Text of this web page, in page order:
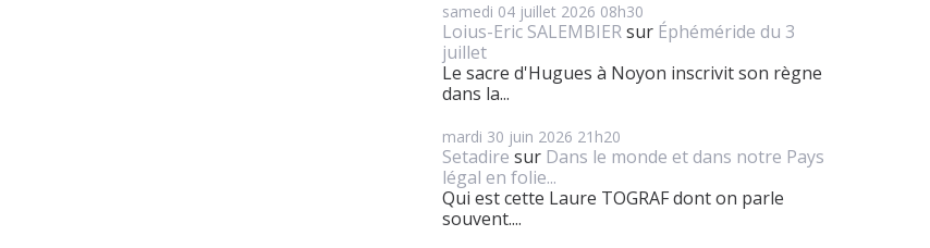
samedi 04 juillet 2026 08h30
Loius-Eric SALEMBIERsur Éphéméride du 3
juillet
Le sacre d'Hugues à Noyon inscrivit son règne
dans la...
mardi 30 juin 2026 21h20
Setadire sur Dans le monde et dans notre Pays
légal en folie...
Qui est cette Laure TOGRAF dont on parle
souvent....